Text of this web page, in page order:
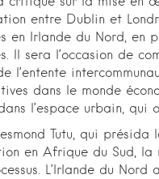
entre Dublin et
en Irlande du Nord, en
Il sera l’occasion de
l’entente
dans le monde
l’espace urbain, qui
Tutu, qui
en Afrique du Sud, la
L’Irlande du